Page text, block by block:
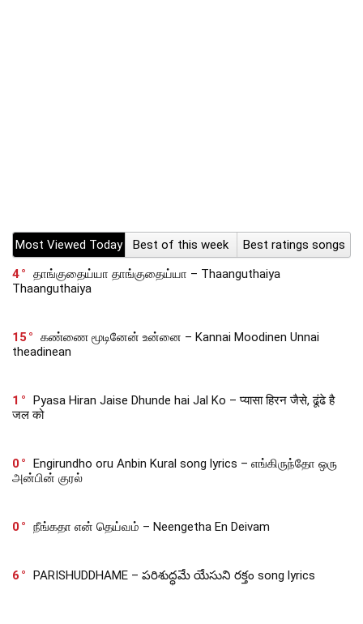
Most Viewed Today Best of this week
Best ratings songs
4
தாங்குதைய்யா தாங்குதைய்யா – Thaanguthaiya
Thaanguthaiya
15
கண்ணை மூடினேன் உன்னை – Kannai Moodinen Unnai
theadinean
1
Pyasa Hiran Jaise Dhunde hai Jal Ko – प्यासा हिरन जैसे, ढूंढे है
जल को
0
Engirundho oru Anbin Kural song lyrics – எங்கிருந்தோ ஒரு
அன்பின் குரல்
0 நீங்கதா என் தெய்வம் – Neengetha En Deivam
6 PARISHUDDHAME – పరిశుద్ధమే యేసుని రక్తం song lyrics